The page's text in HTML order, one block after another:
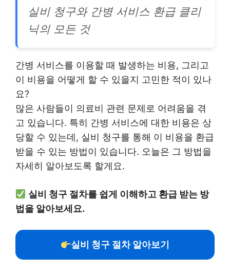
실비 청구와 간병 서비스 환급 클리
닉의 모든 것
간병 서비스를 이용할 때 발생하는 비용, 그리고
이 비용을 어떻게 할 수 있을지 고민한 적이 있나
요?
많은 사람들이 의료비 관련 문제로 어려움을 겪
고 있습니다. 특히 간병 서비스에 대한 비용은 상
당할 수 있는데, 실비 청구를 통해 이 비용을 환급
받을 수 있는 방법이 있습니다. 오늘은 그 방법을
자세히 알아보도록 할게요.
실비 청구 절차를 쉽게 이해하고 환급 받는 방
법을 알아보세요.
실비 청구 절차 알아보기